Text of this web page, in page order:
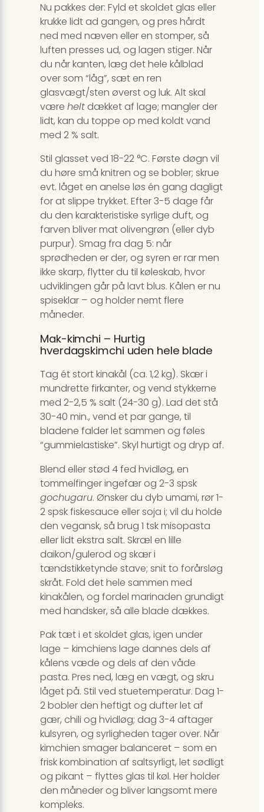
Nu pakkes der: Fyld et skoldet glas eller
krukke lidt ad gangen, og pres hårdt
ned med næven eller en stomper, så
luften presses ud, og lagen stiger. Når
du når kanten, læg det hele kålblad
over som “låg”, sæt en ren
glasvægt/sten øverst og luk. Alt skal
være heltdækket af lage; mangler der
lidt, kan du toppe op med koldt vand
med 2 % salt.
Stil glasset ved 18-22 °C. Første døgn vil
du høre små knitren og se bobler; skrue
evt. låget en anelse løs én gang dagligt
for at slippe trykket. Efter 3-5 dage får
du den karakteristiske syrlige duft, og
farven bliver mat olivengrøn (eller dyb
purpur). Smag fra dag 5: når
sprødheden er der, og syren er rar men
ikke skarp, flytter du til køleskab, hvor
udviklingen går på lavt blus. Kålen er nu
spiseklar – og holder nemt flere
måneder.
Mak-kimchi – Hurtig
hverdagskimchi uden hele blade
Tag ét stort kinakål (ca. 1,2 kg). Skær i
mundrette firkanter, og vend stykkerne
med 2-2,5 % salt (24-30 g). Lad det stå
30-40 min., vend et par gange, til
bladene falder let sammen og føles
“gummielastiske”. Skyl hurtigt og dryp af.
Blend eller stød 4 fed hvidløg, en
tommelfinger ingefær og 2-3 spsk
gochugaru. Ønsker du dyb umami, rør 1-
2 spsk fiskesauce eller soja i; vil du holde
den vegansk, så brug 1 tsk misopasta
eller lidt ekstra salt. Skræl en lille
daikon/gulerod og skær i
tændstikketynde stave; snit to forårsløg
skråt. Fold det hele sammen med
kinakålen, og fordel marinaden grundigt
med handsker, så alle blade dækkes.
Pak tæt i et skoldet glas, igen under
lage – kimchiens lage dannes dels af
kålens væde og dels af den våde
pasta. Pres ned, læg en vægt, og skru
låget på. Stil ved stuetemperatur. Dag 1-
2 bobler den heftigt og dufter let af
gær, chili og hvidløg; dag 3-4 aftager
kulsyren, og syrligheden tager over. Når
kimchien smager balanceret – som en
frisk kombination af saltsyrligt, let sødligt
og pikant – flyttes glas til køl. Her holder
den måneder og bliver langsomt mere
kompleks.